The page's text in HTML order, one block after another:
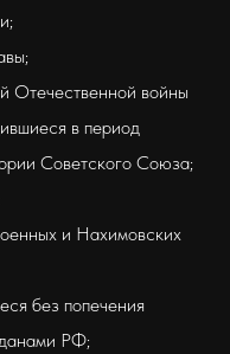
Отечественной войны
в период
Советского Союза;
и Нахимовских
без попечения
РФ;